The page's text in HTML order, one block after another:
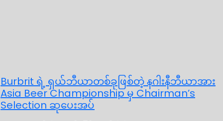
Burbrit ရဲ့ ရှယ်ဘီယာတစ်ခုဖြစ်တဲ့ နဂါးနီဘီယာအား
Asia Beer Championship မှ Chairman’s
Selection ဆုပေးအပ်